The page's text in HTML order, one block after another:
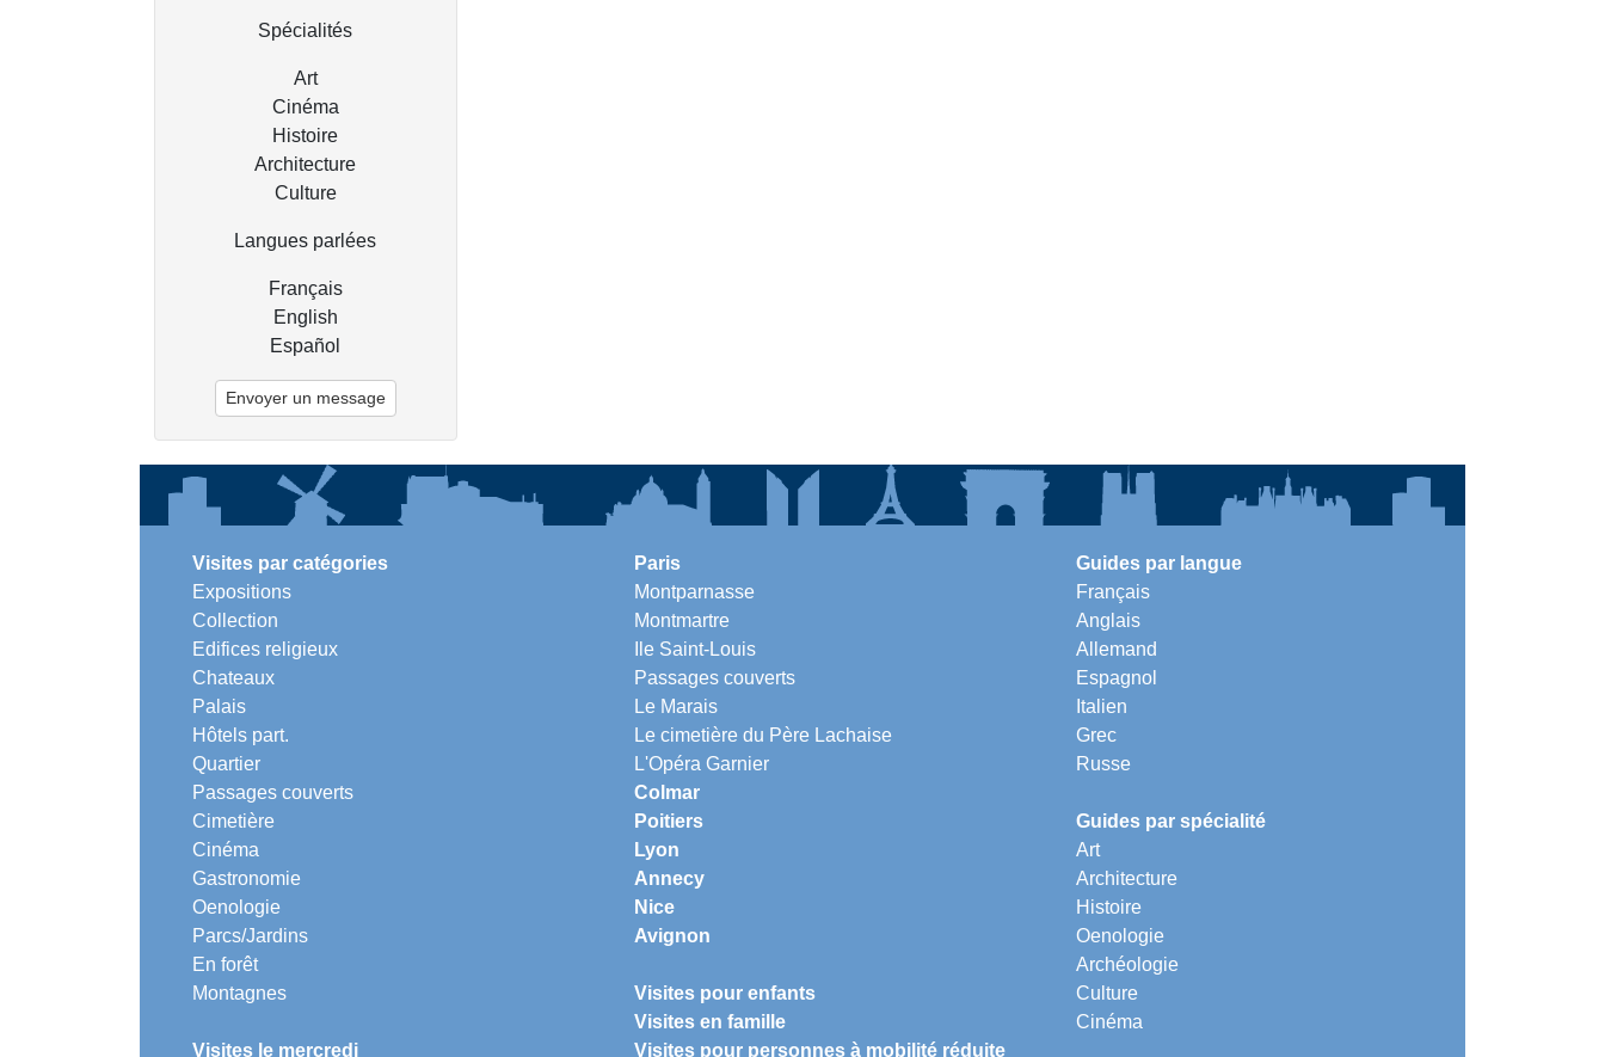
Spécialités
Art
Cinéma
Histoire
Architecture
Culture
Langues parlées
Français
English
Español
Envoyer un message
Visites par catégories
Expositions
Collection
Edifices religieux
Chateaux
Palais
Hôtels part.
Quartier
Passages couverts
Cimetière
Cinéma
Gastronomie
Oenologie
Parcs/Jardins
En forêt
Montagnes
Visites le mercredi
Paris
Montparnasse
Montmartre
Ile Saint-Louis
Passages couverts
Le Marais
Le cimetière du Père Lachaise
L'Opéra Garnier
Colmar
Poitiers
Lyon
Annecy
Nice
Avignon
Visites pour enfants
Visites en famille
Visites pour personnes à mobilité réduite
Guides par langue
Français
Anglais
Allemand
Espagnol
Italien
Grec
Russe
Guides par spécialité
Art
Architecture
Histoire
Oenologie
Archéologie
Culture
Cinéma